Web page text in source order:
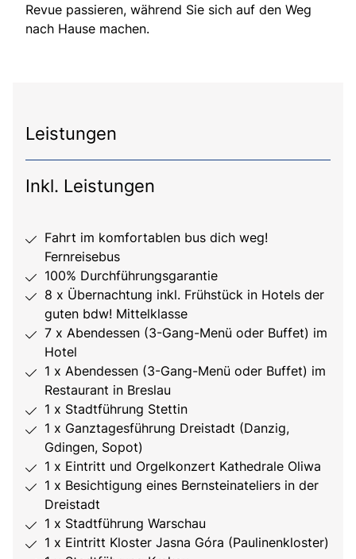
Revue passieren, während Sie sich auf den Weg
nach Hause machen.
Leistungen
Inkl. Leistungen
Fahrt im komfortablen bus dich weg!
Fernreisebus
100% Durchführungsgarantie
8 x Übernachtung inkl. Frühstück in Hotels der
guten bdw! Mittelklasse
7 x Abendessen (3-Gang-Menü oder Buffet) im
Hotel
1 x Abendessen (3-Gang-Menü oder Buffet) im
Restaurant in Breslau
1 x Stadtführung Stettin
1 x Ganztagesführung Dreistadt (Danzig,
Gdingen, Sopot)
1 x Eintritt und Orgelkonzert Kathedrale Oliwa
1 x Besichtigung eines Bernsteinateliers in der
Dreistadt
1 x Stadtführung Warschau
1 x Eintritt Kloster Jasna Góra (Paulinenkloster)